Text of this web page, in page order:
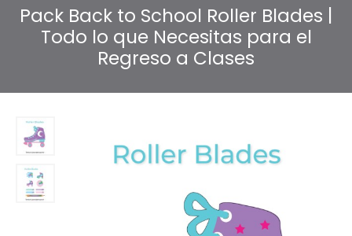
Pack Back to School Roller Blades |
Todo lo que Necesitas para el
Regreso a Clases